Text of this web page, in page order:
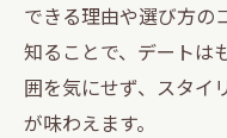
できる理由や選び方の
知ることで、デートは
囲を気にせず、スタイ
が味わえます。